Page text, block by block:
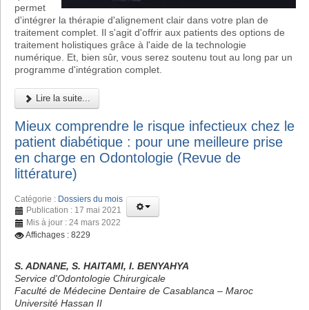
permet
d'intégrer la thérapie d'alignement clair dans votre plan de
traitement complet. Il s'agit d'offrir aux patients des options de
traitement holistiques grâce à l'aide de la technologie
numérique. Et, bien sûr, vous serez soutenu tout au long par un
programme d'intégration complet.
Lire la suite...
Mieux comprendre le risque infectieux chez le
patient diabétique : pour une meilleure prise
en charge en Odontologie (Revue de
littérature)
Catégorie : Dossiers du mois
Publication : 17 mai 2021
Mis à jour : 24 mars 2022
Affichages : 8229
S. ADNANE, S. HAITAMI, I. BENYAHYA
Service d'Odontologie Chirurgicale
Faculté de Médecine Dentaire de Casablanca – Maroc
Université Hassan II